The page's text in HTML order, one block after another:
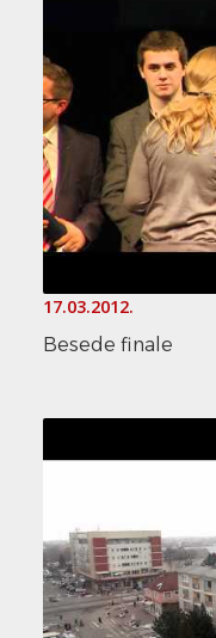
17.03.2012.
Besede finale